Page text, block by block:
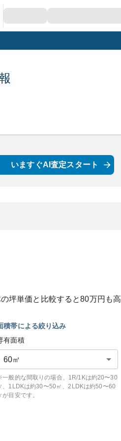
いますぐAI査定スタート
坪単価と比較すると80万円も高
積帯による絞り込み
有面積
60㎡
般的な間取りの場合、1R/1Kは約20〜30
、1LDKは約30〜50㎡、2LDKは約50〜60
が目安です。